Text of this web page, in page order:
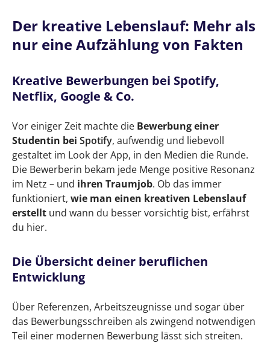
Themed Resume: Der kreative Lebenslauf für
den Traumjob
Der kreative Lebenslauf: Mehr als nur eine
Aufzählung von Fakten
Kreative Bewerbungen bei Spotify, Netflix,
Die Übersicht deiner beruflichen
Entwicklung
Kreativität trifft Professionalität: Das
Themed Resume – Ein Blickfang für den
Traumjob
Der Schlüssel zum Erfolg: Ein individuell
zugeschnittener Lebenslauf mit grafischer
Der perfekte Lebenslauf im Corporate
Design des Wunscharbeitgebers
Der kreative Lebenslauf: Mehr als
nur eine Aufzählung von Fakten
Kreative Bewerbungen bei Spotify,
Netflix, Google & Co.
Vor einiger Zeit machte die Bewerbung einer
Studentin bei Spotify, aufwendig und liebevoll
gestaltet im Look der App, in den Medien die Runde.
Die Bewerberin bekam jede Menge positive Resonanz
im Netz – und ihren Traumjob. Ob das immer
funktioniert, wie man einen kreativen Lebenslauf
erstellt und wann du besser vorsichtig bist, erfährst
du hier.
Die Übersicht deiner beruflichen
Entwicklung
Über Referenzen, Arbeitszeugnisse und sogar über
das Bewerbungsschreiben als zwingend notwendigen
Teil einer modernen Bewerbung lässt sich streiten.